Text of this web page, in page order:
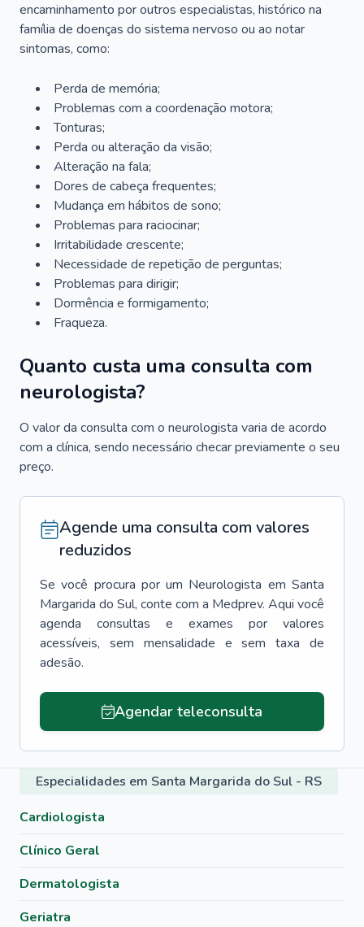
encaminhamento por outros especialistas, histórico na
família de doenças do sistema nervoso ou ao notar
sintomas, como:
Perda de memória;
Problemas com a coordenação motora;
Tonturas;
Perda ou alteração da visão;
Alteração na fala;
Dores de cabeça frequentes;
Mudança em hábitos de sono;
Problemas para raciocinar;
Irritabilidade crescente;
Necessidade de repetição de perguntas;
Problemas para dirigir;
Dormência e formigamento;
Fraqueza.
Quanto custa uma consulta com
neurologista?
O valor da consulta com o neurologista varia de acordo
com a clínica, sendo necessário checar previamente o seu
preço.
Agende uma consulta com valores
reduzidos
Se você procura por um Neurologista em Santa
Margarida do Sul, conte com a Medprev. Aqui você
agenda consultas e exames por valores
acessíveis, sem mensalidade e sem taxa de
adesão.
Agendar teleconsulta
Especialidades em Santa Margarida do Sul - RS
Cardiologista
Clínico Geral
Dermatologista
Geriatra